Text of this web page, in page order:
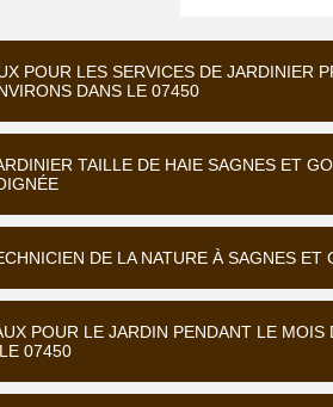
POUR LES SERVICES DE JARDINIER
DANS LE 07450
TAILLE DE HAIE SAGNES ET
DE LA NATURE À SAGNES
POUR LE JARDIN PENDANT LE
07450